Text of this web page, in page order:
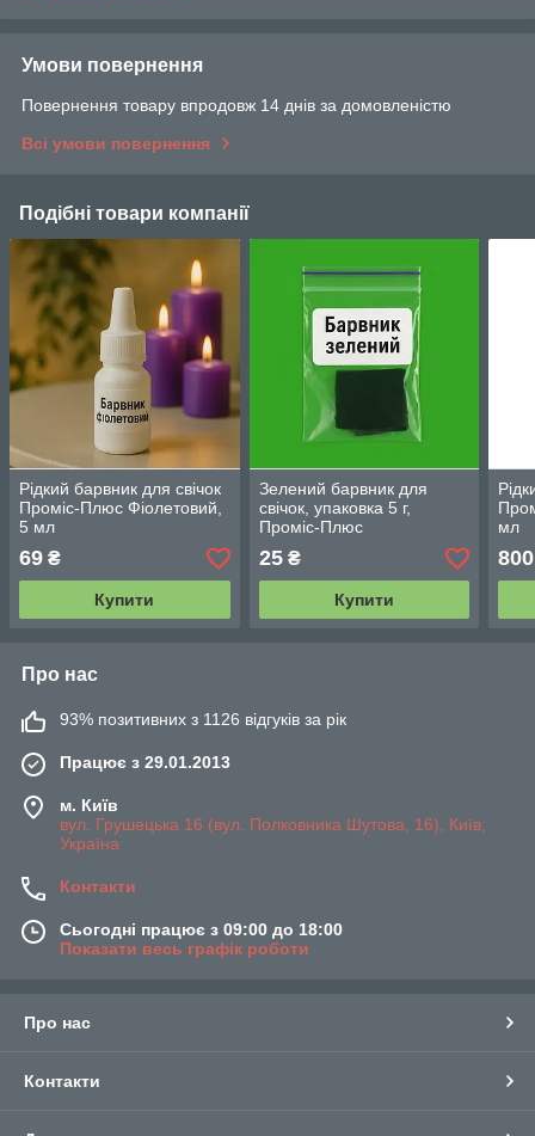
Умови повернення
Повернення товару впродовж 14 днів за домовленістю
Всі умови повернення
Подібні товари компанії
Рідкий барвник для свічок
Проміс-Плюс Фіолетовий,
5 мл
69 ₴
Купити
Зелений барвник для
свічок, упаковка 5 г,
Проміс-Плюс
25₴
Купити
мл
800
Про нас
93% позитивних з 1126 відгуків за рік
Працює з 29.01.2013
м. Київ
вул. Грушецька 16 (вул. Полковника Шутова, 16), Київ,
Україна
Контакти
Сьогодні працює з 09:00 до 18:00
Показати весь графік роботи
Про нас
Контакти